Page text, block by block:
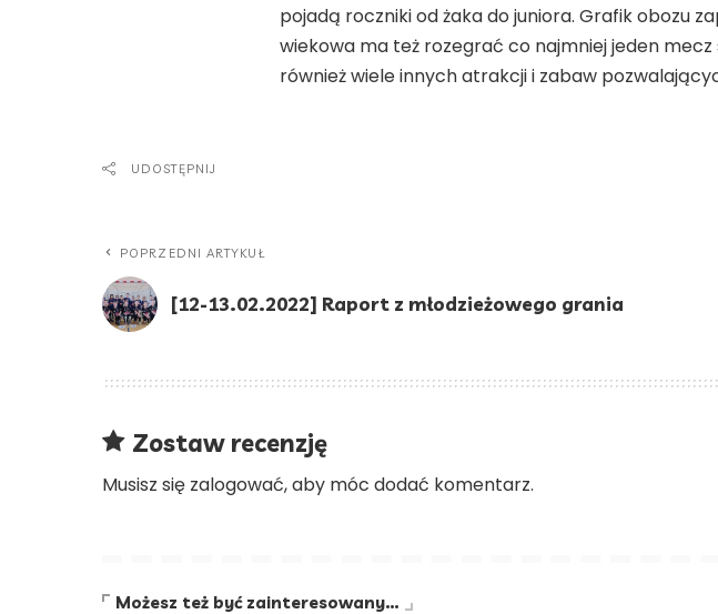
pojadą roczniki od żaka do juniora. Grafik obozu
wiekowa ma też rozegrać co najmniej jeden
również wiele innych atrakcji i zabaw
UDOSTĘPNIJ
POPRZEDNI ARTYKUŁ
[12-13.02.2022] Raport z młodzieżowego grania
Zostaw recenzję
Musisz się zalogować, aby móc dodać komentarz.
Możesz też być zainteresowany…